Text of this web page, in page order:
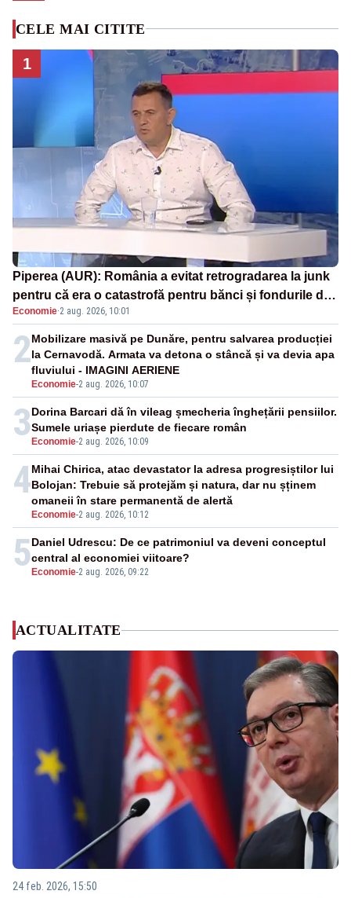
CELE MAI CITITE
1
Piperea (AUR): România a evitat retrogradarea la junk
pentru că era o catastrofă pentru bănci și fondurile de
pensii
Economie·2 aug. 2026, 10:01
2
Economie-2 aug. 2026, 10:07
Mobilizare masivă pe Dunăre, pentru salvarea producției
la Cernavodă. Armata va detona o stâncă și va devia apa
fluviului - IMAGINI AERIENE
3 Economie-2 aug. 2026, 10:09
Dorina Barcari dă în vileag șmecheria înghețării pensiilor.
Sumele uriașe pierdute de fiecare român
4
Economie-2 aug. 2026, 10:12
Mihai Chirica, atac devastator la adresa progresiștilor lui
Bolojan: Trebuie să protejăm și natura, dar nu șținem
omaneii în stare permanentă de alertă
5 Economie-2 aug. 2026, 09:22
Daniel Udrescu: De ce patrimoniul va deveni conceptul
central al economiei viitoare?
ACTUALITATE
24 feb. 2026, 15:50